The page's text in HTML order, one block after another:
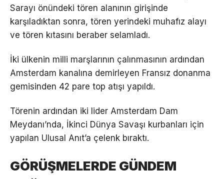
Sarayı önündeki tören alanının girişinde
karşıladıktan sonra, tören yerindeki muhafız alayı
ve tören kıtasını beraber selamladı.
İki ülkenin milli marşlarının çalınmasının ardından
Amsterdam kanalına demirleyen Fransız donanma
gemisinden 42 pare top atışı yapıldı.
Törenin ardından iki lider Amsterdam Dam
Meydanı’nda, İkinci Dünya Savaşı kurbanları için
yapılan Ulusal Anıt’a çelenk bıraktı.
GÖRÜŞMELERDE GÜNDEM